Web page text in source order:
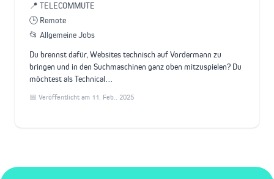
📍 TELECOMMUTE
🕒 Remote
📂 Allgemeine Jobs
Du brennst dafür, Websites technisch auf Vordermann zu
bringen und in den Suchmaschinen ganz oben mitzuspielen? Du
möchtest als Technical…
📅 Veröffentlicht am 11. Feb.. 2025